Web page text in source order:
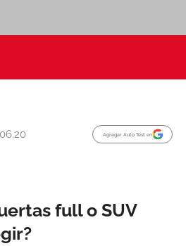
Agregar Auto Test en
full o SUV